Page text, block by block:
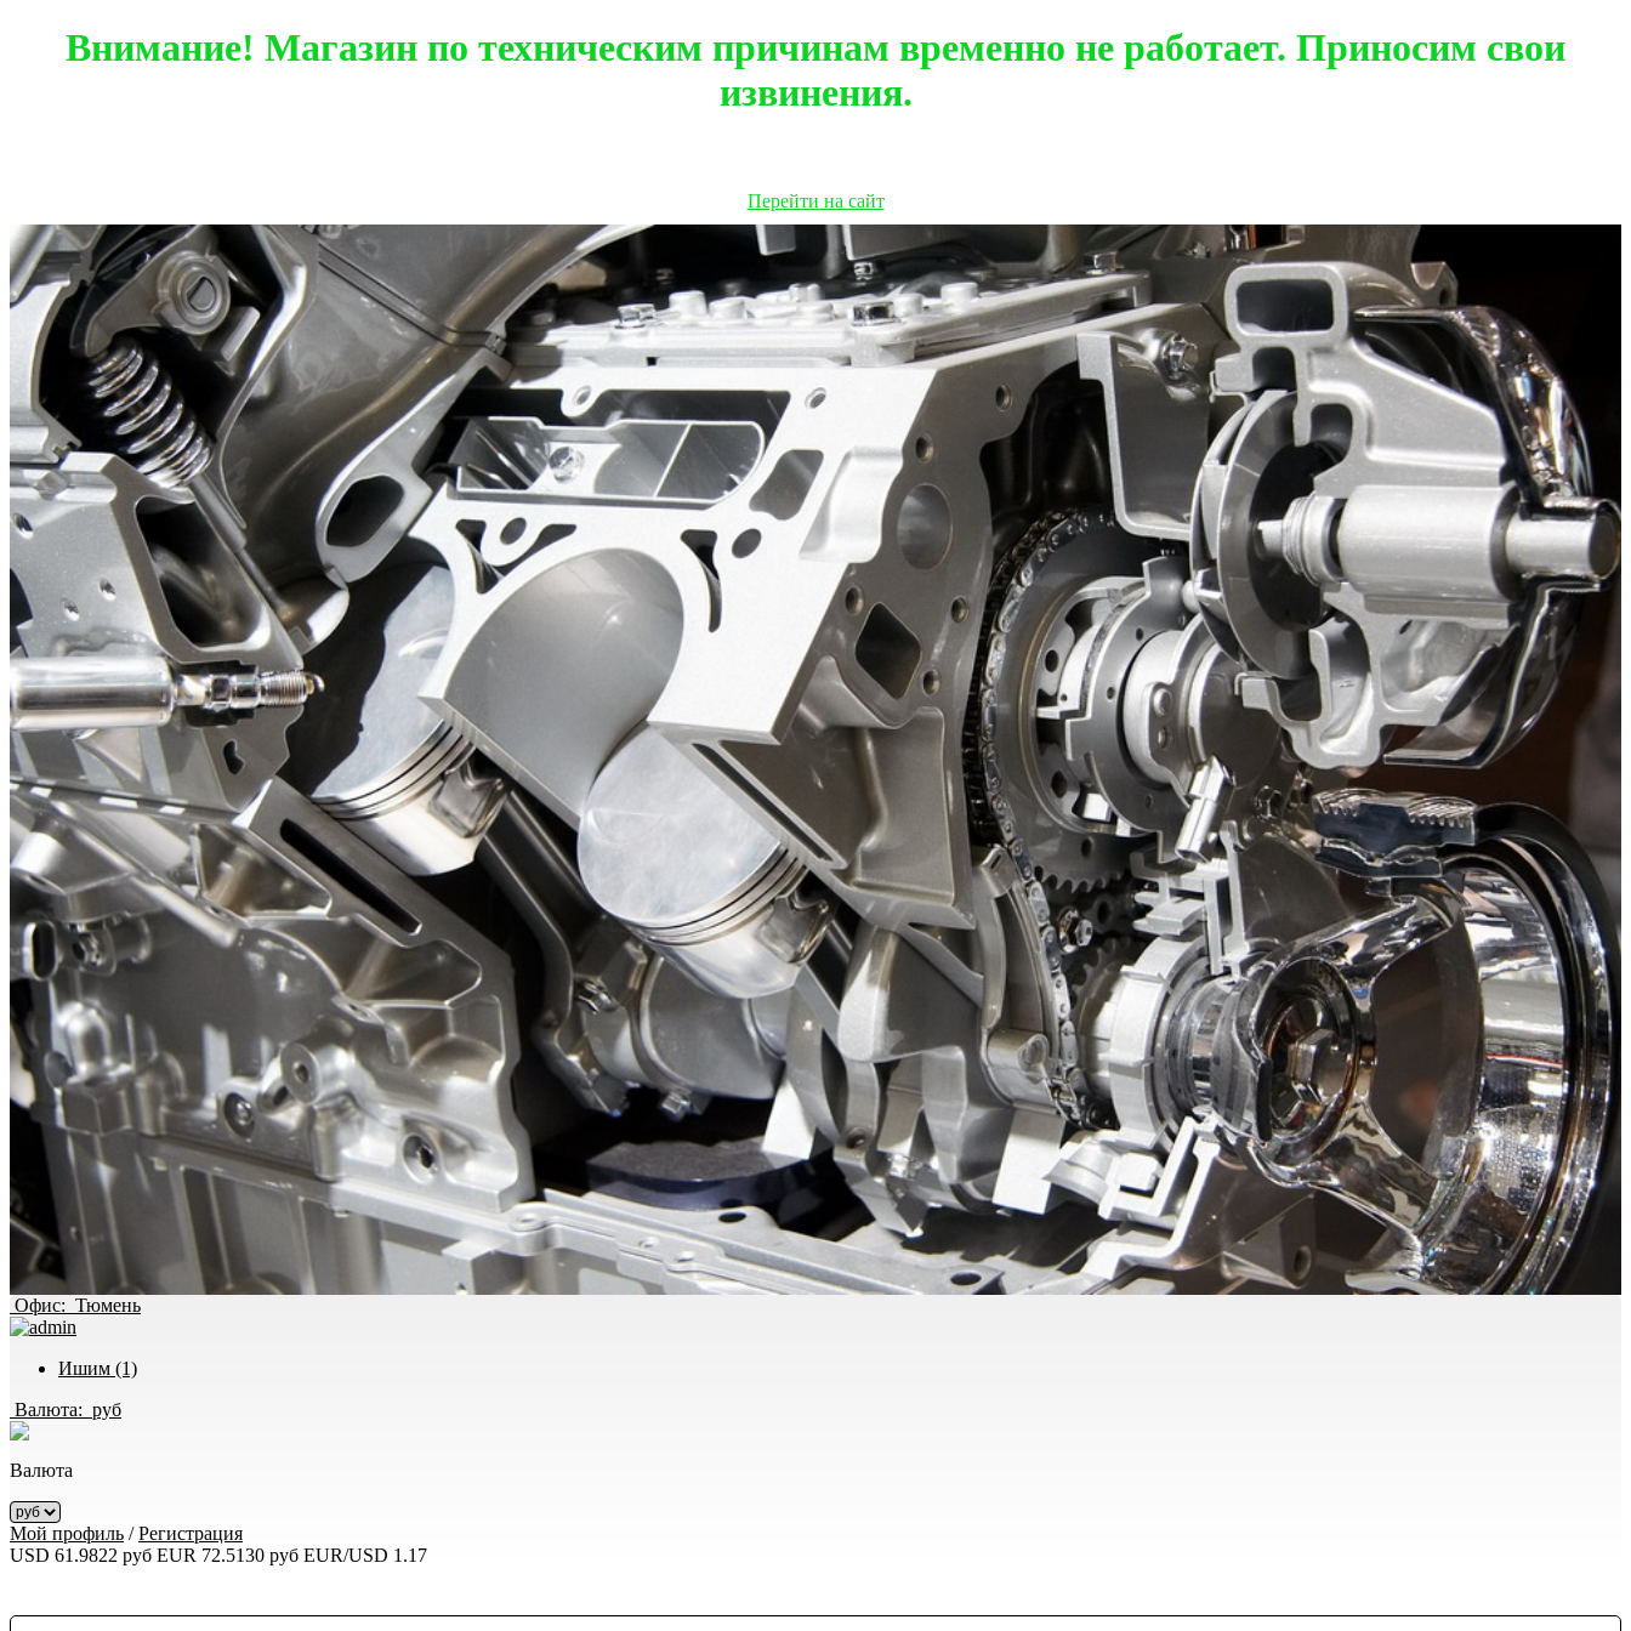
Внимание! Магазин по техническим причинам временно не работает. Приносим свои
извинения.
Перейти на сайт
Офис: Тюмень
Ишим (1)
Валюта: руб
Валюта
Мой профиль /Регистрация
USD 61.9822 руб EUR 72.5130 руб EUR/USD 1.17